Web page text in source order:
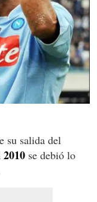
su salida del
se debió lo